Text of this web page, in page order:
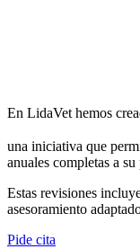
En LidaVet hemos
una iniciativa que
anuales completas a
Estas revisiones
asesoramiento
Pide cita